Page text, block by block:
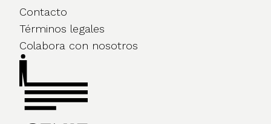
Contacto
Términos legales
Colabora con nosotros